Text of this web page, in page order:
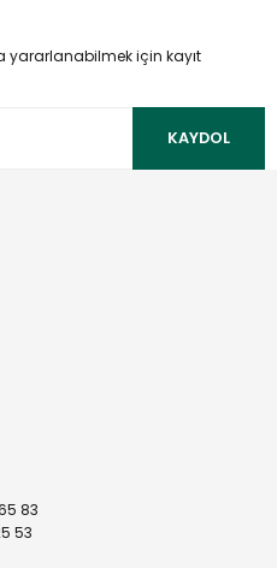
ederiz.
bulunuyor.
olmalı.
yararlanabilmek için kayıt
KAYDOL
83
53